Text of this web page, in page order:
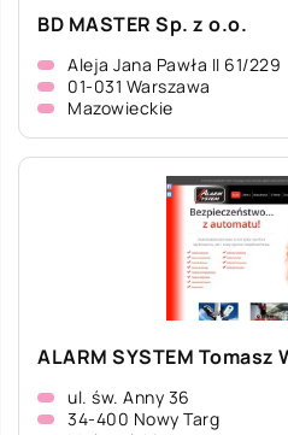
BD MASTER Sp. z o.o.
Aleja Jana Pawła II 61/229
01-031 Warszawa
Mazowieckie
ALARM SYSTEM Tomasz
ul. św. Anny 36
34-400 Nowy Targ